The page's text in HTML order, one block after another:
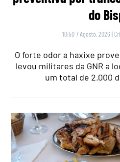
do
10:50 7 Agosto, 2026 |
O forte odor a haxixe
levou militares da GNR a
um total de 2.000